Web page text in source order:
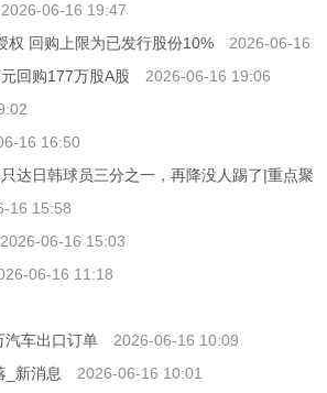
2026-06-16 19:47
权 回购上限为已发行股份10%
2026-06-16
回购177万股A股
2026-06-16 19:06
16 16:50
达日韩球员三分之一，再降没人踢了|重点聚
16 15:58
2026-06-16 15:03
06-16 11:18
汽车出口订单
2026-06-16 10:09
_新消息
2026-06-16 10:01